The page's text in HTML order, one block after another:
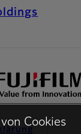
Cookies